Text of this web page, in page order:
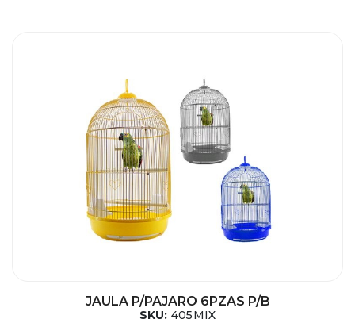
JAULA P/PAJARO 6PZAS P/B
SKU: 405MIX